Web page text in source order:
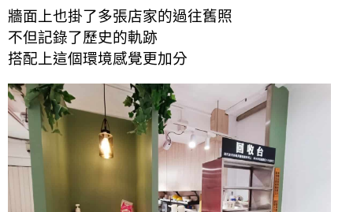
牆面上也掛了多張店家的過往舊照
不但記錄了歷史的軌跡
搭配上這個環境感覺更加分